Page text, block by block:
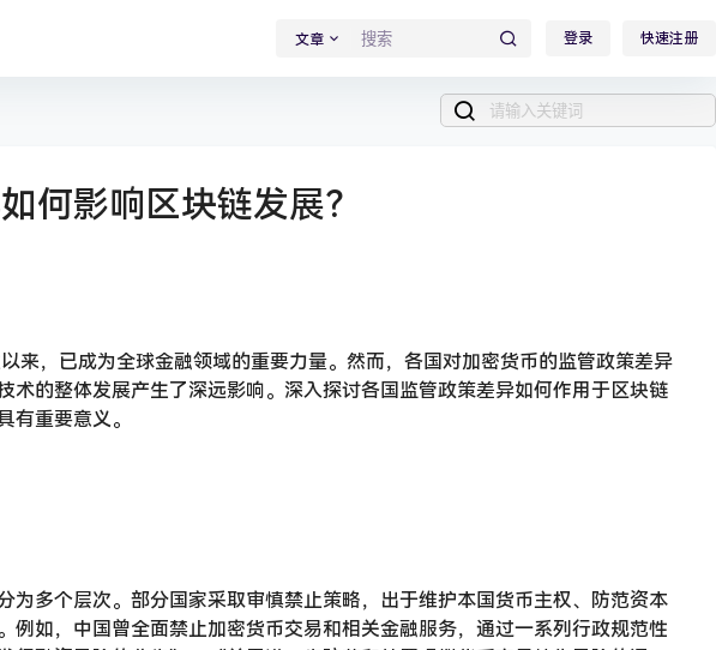
文章 登录 快速注册
何影响区块链发展？
来，已成为全球金融领域的重要力量。然而，各国对加密货币的监管政策差异
的整体发展产生了深远影响。深入探讨各国监管政策差异如何作用于区块链
有重要意义。
多个层次。部分国家采取审慎禁止策略，出于维护本国货币主权、防范资本
如，中国曾全面禁止加密货币交易和相关金融服务，通过一系列行政规范性